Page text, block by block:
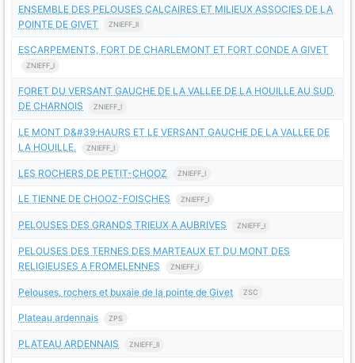
ENSEMBLE DES PELOUSES CALCAIRES ET MILIEUX ASSOCIES DE LA
POINTE DE GIVET
ZNIEFF_II
ESCARPEMENTS, FORT DE CHARLEMONT ET FORT CONDE A GIVET
ZNIEFF_I
FORET DU VERSANT GAUCHE DE LA VALLEE DE LA HOUILLE AU SUD
DE CHARNOIS
ZNIEFF_I
LE MONT D&#39;HAURS ET LE VERSANT GAUCHE DE LA VALLEE DE
LA HOUILLE.
ZNIEFF_I
LES ROCHERS DE PETIT-CHOOZ ZNIEFF_I
LE TIENNE DE CHOOZ-FOISCHES ZNIEFF_I
PELOUSES DES GRANDS TRIEUX A AUBRIVES ZNIEFF_I
PELOUSES DES TERNES DES MARTEAUX ET DU MONT DES
RELIGIEUSES A FROMELENNES
ZNIEFF_I
Pelouses, rochers et buxaie de la pointe de Givet ZSC
Plateau ardennais ZPS
PLATEAU ARDENNAIS ZNIEFF_II